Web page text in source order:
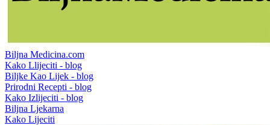
Biljna Medicina.com
Kako Llijeciti - blog
Biljke Kao Lijek - blog
Prirodni Recepti - blog
Kako Izlijeciti - blog
Biljna Ljekarna
Kako Lijeciti